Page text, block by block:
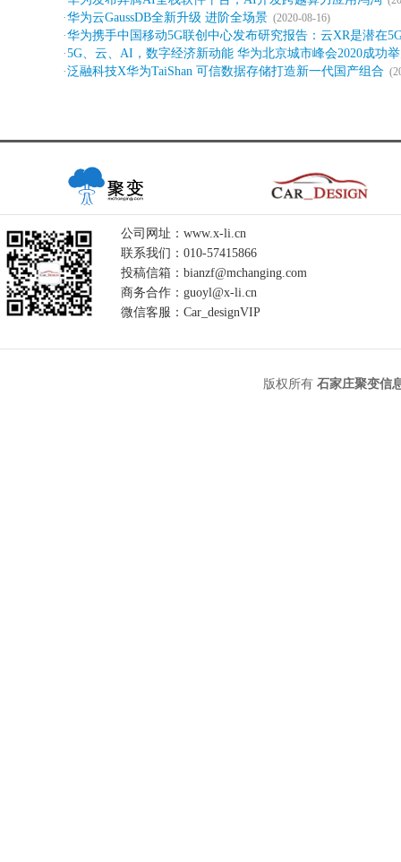
·华为云GaussDB全新升级 进阶全场景 (2020-08-16)
·华为携手中国移动5G联创中心发布研究报告：云XR是潜在
·5G、云、AI，数字经济新动能 华为北京城市峰会2020成功
·泛融科技X华为TaiShan 可信数据存储打造新一代国产组合
公司网址：www.x-li.cn
联系我们：010-57415866
投稿信箱：bianzf@mchanging.com
商务合作：guoyl@x-li.cn
微信客服：Car_designVIP
版权所有 石家庄聚变信